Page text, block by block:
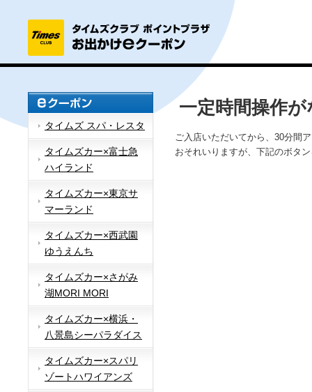
タイムズ スパ・レスタ
タイムズカー×富士急
ハイランド
タイムズカー×東京サ
マーランド
タイムズカー×西武園
ゆうえんち
タイムズカー×さがみ
湖MORI MORI
タイムズカー×横浜・
八景島シーパラダイス
タイムズカー×スパリ
ゾートハワイアンズ
一定時間操作
ご入店いただいてから、30分間
おそれいりますが、下記のボタ